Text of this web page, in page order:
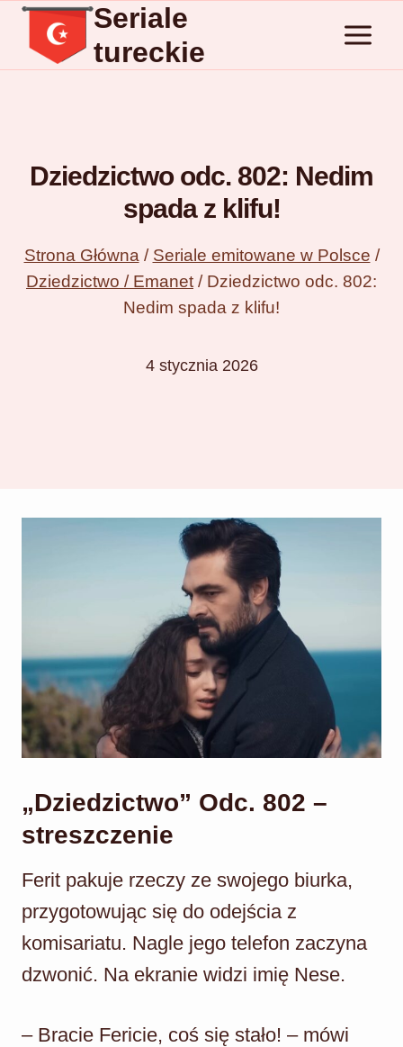
Przejdź
treści
Seriale
tureckie
Dziedzictwo odc. 802: Nedim
spada z klifu!
Strona Główna / Seriale emitowane w Polsce /
Dziedzictwo / Emanet / Dziedzictwo odc. 802:
Nedim spada z klifu!
4 stycznia 2026
„Dziedzictwo” Odc. 802 –
streszczenie
Ferit pakuje rzeczy ze swojego biurka,
przygotowując się do odejścia z
komisariatu. Nagle jego telefon zaczyna
dzwonić. Na ekranie widzi imię Nese.
– Bracie Fericie, coś się stało! – mówi